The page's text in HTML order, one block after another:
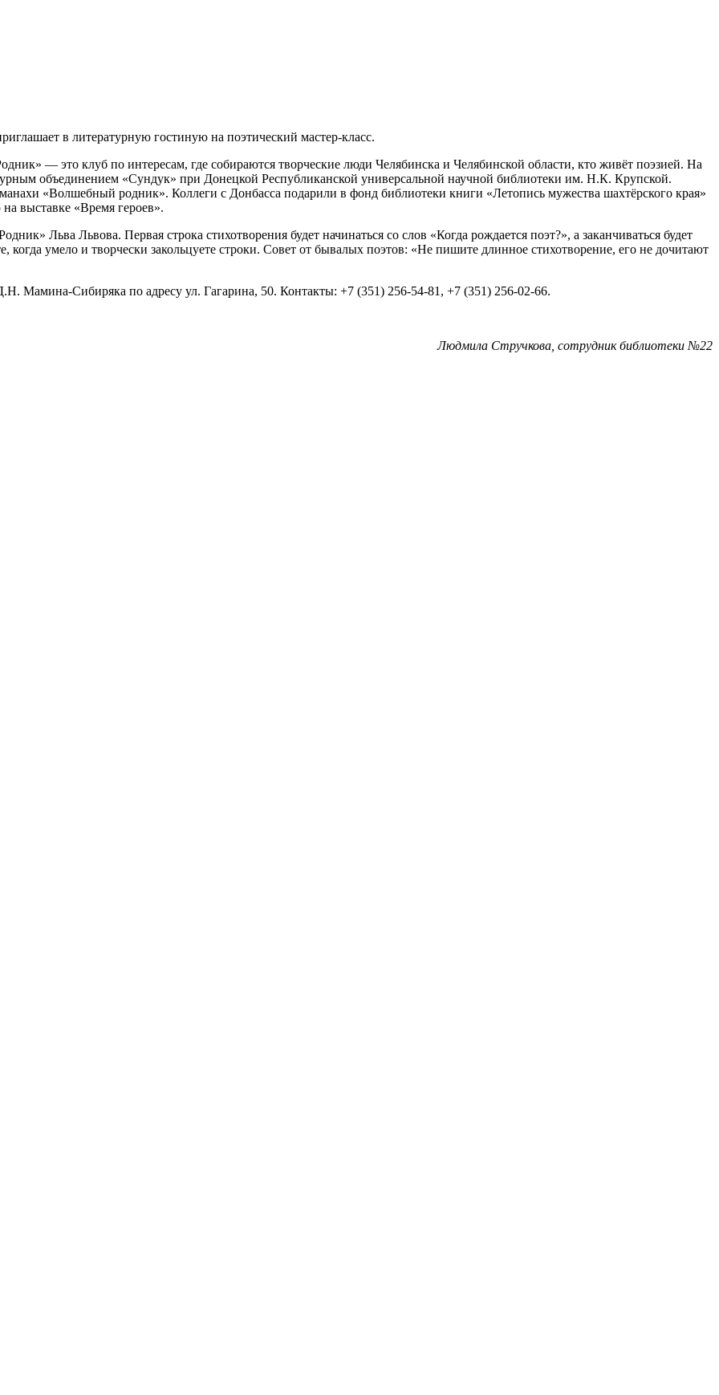
в литературную гостиную на поэтический мастер-класс.
— это клуб по интересам, где собираются творческие люди Челябинска и Челябинской области, кто живёт поэзией. На
объединением «Сундук» при Донецкой Республиканской универсальной научной библиотеки им. Н.К. Крупской.
«Волшебный родник». Коллеги с Донбасса подарили в фонд библиотеки книги «Летопись мужества шахтёрского края»
выставке «Время героев».
Льва Львова. Первая строка стихотворения будет начинаться со слов «Когда рождается поэт?», а заканчиваться будет
умело и творчески закольцуете строки. Совет от бывалых поэтов: «Не пишите длинное стихотворение, его не дочитают
Мамина-Сибиряка по адресу ул. Гагарина, 50. Контакты: +7 (351) 256-54-81, +7 (351) 256-02-66.
Людмила Стручкова, сотрудник библиотеки №22